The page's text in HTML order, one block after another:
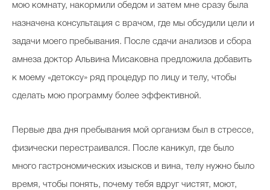
мою комнату, накормили обедом и затем мне сразу была
назначена консультация с врачом, где мы обсудили цели и
задачи моего пребывания. После сдачи анализов и сбора
амнеза доктор Альвина Мисаковна предложила добавить
к моему «детоксу» ряд процедур по лицу и телу, чтобы
сделать мою программу более эффективной.
Первые два дня пребывания мой организм был в стрессе,
физически перестраивался. После каникул, где было
много гастрономических изысков и вина, телу нужно было
время, чтобы понять, почему тебя вдруг чистят, моют,